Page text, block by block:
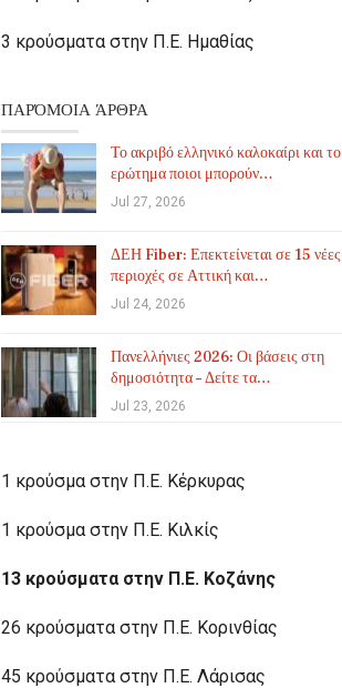
3 κρούσματα στην Π.Ε. Ημαθίας
ΠΑΡΌΜΟΙΑ ΆΡΘΡΑ
Το ακριβό ελληνικό καλοκαίρι και το
ερώτημα ποιοι μπορούν…
Jul 27, 2026
ΔΕΗ Fiber: Επεκτείνεται σε 15 νέες
περιοχές σε Αττική και…
Jul 24, 2026
Πανελλήνιες 2026: Οι βάσεις στη
δημοσιότητα – Δείτε τα…
Jul 23, 2026
1 κρούσμα στην Π.Ε. Κέρκυρας
1 κρούσμα στην Π.Ε. Κιλκίς
13 κρούσματα στην Π.Ε. Κοζάνης
26 κρούσματα στην Π.Ε. Κορινθίας
45 κρούσματα στην Π.Ε. Λάρισας